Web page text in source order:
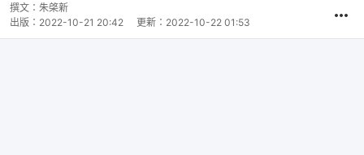
撰文： 朱棨新
出版： 2022-10-21 20:42 更新： 2022-10-22 01:53